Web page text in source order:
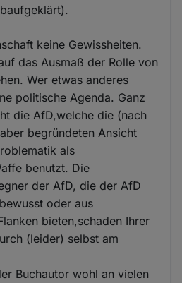
keine Gewissheiten.
das Ausmaß der Rolle von
Wer etwas anderes
politische Agenda. Ganz
die AfD,welche die (nach
begründeten Ansicht
als
benutzt. Die
der AfD, die der AfD
oder aus
bieten,schaden Ihrer
(leider) selbst am
Buchautor wohl an vielen